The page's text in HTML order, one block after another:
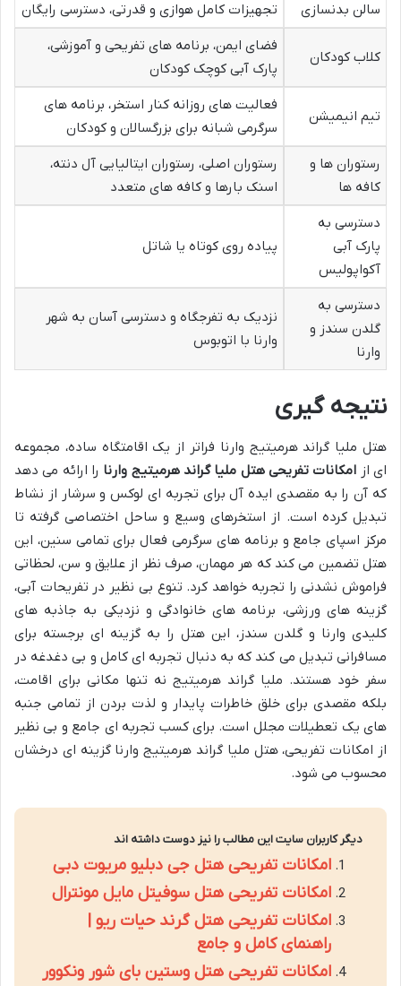
سالن بدنسازی
تجهیزات کامل هوازی و قدرتی، دسترسی رایگان
کلاب کودکان
فضای ایمن، برنامه های تفریحی و آموزشی،
پارک آبی کوچک کودکان
تیم انیمیشن
فعالیت های روزانه کنار استخر، برنامه های
سرگرمی شبانه برای بزرگسالان و کودکان
رستوران ها و
کافه ها
رستوران اصلی، رستوران ایتالیایی آل دنته،
اسنک بارها و کافه های متعدد
دسترسی به
پارک آبی
آکواپولیس
پیاده روی کوتاه یا شاتل
دسترسی به
گلدن سندز و
وارنا
نزدیک به تفرجگاه و دسترسی آسان به شهر
وارنا با اتوبوس
نتیجه گیری
هتل ملیا گراند هرمیتیج وارنا فراتر از یک اقامتگاه ساده، مجموعه
ای از امکانات تفریحی هتل ملیا گراند هرمیتیج وارنا را ارائه می دهد
که آن را به مقصدی ایده آل برای تجربه ای لوکس و سرشار از نشاط
تبدیل کرده است. از استخرهای وسیع و ساحل اختصاصی گرفته تا
مرکز اسپای جامع و برنامه های سرگرمی فعال برای تمامی سنین، این
هتل تضمین می کند که هر مهمان، صرف نظر از علایق و سن، لحظاتی
فراموش نشدنی را تجربه خواهد کرد. تنوع بی نظیر در تفریحات آبی،
گزینه های ورزشی، برنامه های خانوادگی و نزدیکی به جاذبه های
کلیدی وارنا و گلدن سندز، این هتل را به گزینه ای برجسته برای
مسافرانی تبدیل می کند که به دنبال تجربه ای کامل و بی دغدغه در
سفر خود هستند. ملیا گراند هرمیتیج نه تنها مکانی برای اقامت،
بلکه مقصدی برای خلق خاطرات پایدار و لذت بردن از تمامی جنبه
های یک تعطیلات مجلل است. برای کسب تجربه ای جامع و بی نظیر
از امکانات تفریحی، هتل ملیا گراند هرمیتیج وارنا گزینه ای درخشان
محسوب می شود.
دیگر کاربران سایت این مطالب را نیز دوست داشته اند
امکانات تفریحی هتل جی دبلیو مریوت دبی
امکانات تفریحی هتل سوفیتل مایل مونترال
امکانات تفریحی هتل گرند حیات ریو |
راهنمای کامل و جامع
امکانات تفریحی هتل وستین بای شور ونکوور